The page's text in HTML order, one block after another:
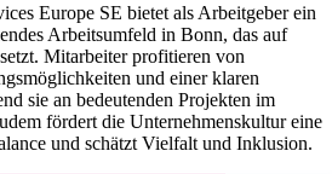
Europe SE bietet als Arbeitgeber ein
Arbeitsumfeld in Bonn, das auf
Mitarbeiter profitieren von
und einer klaren
sie an bedeutenden Projekten im
fördert die Unternehmenskultur eine
und schätzt Vielfalt und Inklusion.